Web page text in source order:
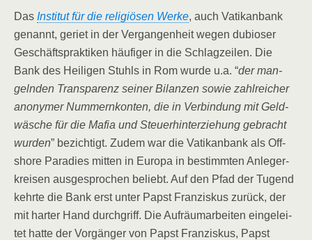
Das Insti­tut für die reli­giö­sen Wer­ke, auch Vatik­an­bank
genannt, geriet in der Ver­gan­gen­heit wegen dubio­ser
Geschäfts­prak­ti­ken häu­fi­ger in die Schlag­zei­len. Die
Bank des Hei­li­gen Stuhls in Rom wur­de u.a. “der man­
geln­den Trans­pa­renz sei­ner Bilan­zen sowie zahl­rei­cher
anony­mer Num­mern­kon­ten, die in Ver­bin­dung mit Geld­
wä­sche für die Mafia und Steu­er­hin­ter­zie­hung gebracht
wur­den” bezich­tigt. Zudem war die Vatik­an­bank als Off­
shore Para­dies mit­ten in Euro­pa in bestimm­ten Anle­ger­
krei­sen aus­ge­spro­chen beliebt. Auf den Pfad der Tugend
kehr­te die Bank erst unter Papst Fran­zis­kus zurück, der
mit har­ter Hand durch­griff. Die Auf­räum­ar­bei­ten ein­ge­lei­
tet hat­te der Vor­gän­ger von Papst Fran­zis­kus, Papst